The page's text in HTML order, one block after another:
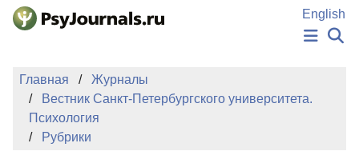
Перейти к основному содержанию
English
НОВОСТИ
ИЗДАНИЯ
АВТОРЫ
Главная
Журналы
Вестник Санкт-Петербургского университета.
Психология
Рубрики